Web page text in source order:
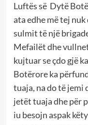
Luftës së Dytë
ata edhe më tej
sulmit të një
Mefailët dhe
kujtuar se çdo gjë
Botërore ka
tuaja, na do të jemi
jetët tuaja dhe për
iu besojn aspak